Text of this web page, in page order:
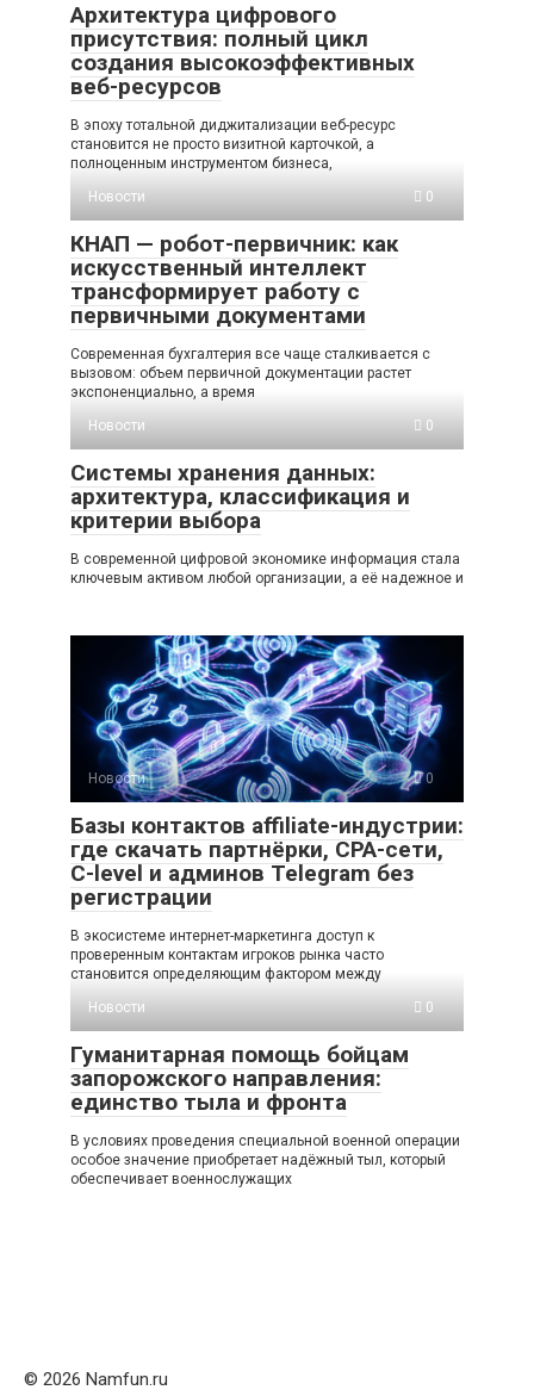
Архитектура цифрового
присутствия: полный цикл
создания высокоэффективных
веб-ресурсов
В эпоху тотальной диджитализации веб-ресурс
становится не просто визитной карточкой, а
полноценным инструментом бизнеса,
Новости
0
КНАП — робот-первичник: как
искусственный интеллект
трансформирует работу с
первичными документами
Современная бухгалтерия все чаще сталкивается с
вызовом: объем первичной документации растет
экспоненциально, а время
Новости
0
Системы хранения данных:
архитектура, классификация и
критерии выбора
В современной цифровой экономике информация стала
ключевым активом любой организации, а её надежное и
Новости 0
Базы контактов affiliate-индустрии:
где скачать партнёрки, CPA-сети,
C-level и админов Telegram без
регистрации
В экосистеме интернет-маркетинга доступ к
проверенным контактам игроков рынка часто
становится определяющим фактором между
Новости
0
Гуманитарная помощь бойцам
запорожского направления:
единство тыла и фронта
В условиях проведения специальной военной операции
особое значение приобретает надёжный тыл, который
обеспечивает военнослужащих
© 2026 Namfun.ru